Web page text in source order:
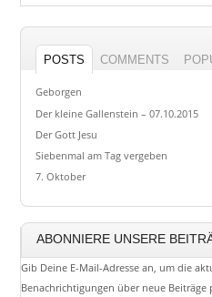
POSTS COMMENTS
Geborgen
Der kleine Gallenstein – 07.10.2015
Der Gott Jesu
Siebenmal am Tag vergeben
7. Oktober
ABONNIERE UNSERE
Gib Deine E-Mail-Adresse an, um die
Benachrichtigungen über neue Beiträge